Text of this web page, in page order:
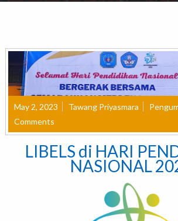
May 2, 2023 Tawang Priyasmara
Comments
LIBELS di HARI
NASIONAL